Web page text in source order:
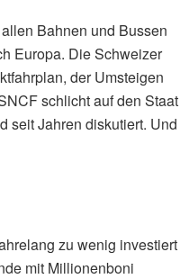
Bahnen und Bussen
Europa. Die Schweizer
der Umsteigen
schlicht auf den Staat
seit Jahren diskutiert. Und
zu wenig investiert
mit Millionenboni